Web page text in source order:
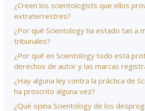
¿Creen los scientologists que ellos
extraterrestres?
¿Por qué Scientology ha estado tan a
tribunales?
¿Por qué en Scientology todo está
derechos de autor y las marcas
¿Hay alguna ley contra la práctica de
ha proscrito alguna vez?
¿Qué opina Scientology de los